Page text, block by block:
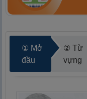
① Mở
đầu
② Từ
vựng